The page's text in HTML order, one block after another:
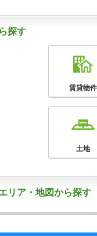
探す
賃貸物件
土地
リア・地図から探す